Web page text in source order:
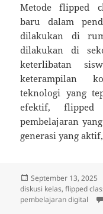
Metode flipped
baru dalam
dilakukan di
dilakukan di
keterlibatan
keterampilan
teknologi yang
efektif, flipped
pembelajaran
generasi yang
Posted
on
September 13, 2025
diskusi kelas,flipped
pembelajaran digital